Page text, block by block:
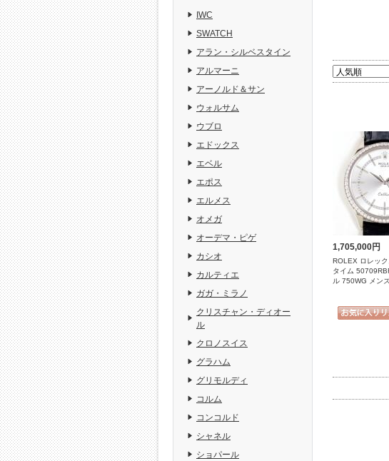
1,705,000円
ROLEX ロレッ
タイム
ル 750WG メン
IWC
SWATCH
アラン・シルベスタイン
アルマーニ
アーノルド＆サン
ウォルサム
ウブロ
エドックス
エベル
エポス
エルメス
オメガ
オーデマ・ピゲ
カシオ
カルティエ
ガガ・ミラノ
クリスチャン・ディオー
ル
クロノスイス
グラハム
グリモルディ
コルム
コンコルド
シャネル
ショパール